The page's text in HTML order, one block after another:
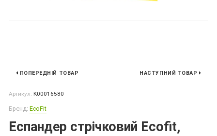
ПОПЕРЕДНІЙ ТОВАР НАСТУПНИЙ ТОВАР
Артикул: К00016580
Бренд: EcoFit
Еспандер стрічковий Ecofit,